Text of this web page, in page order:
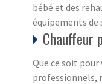
bébé et des
équipements de
Chauffeur
Que ce soit
professionnels,